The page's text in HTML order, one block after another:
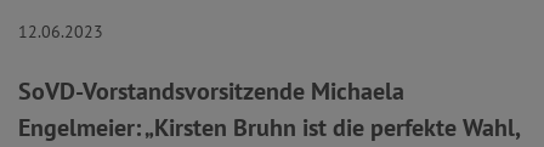
12.06.2023
SoVD-Vorstandsvorsitzende Michaela
Engelmeier: „Kirsten Bruhn ist die perfekte Wahl,